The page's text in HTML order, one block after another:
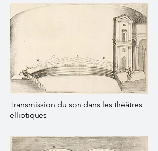
Transmission du son dans les théâtres
elliptiques